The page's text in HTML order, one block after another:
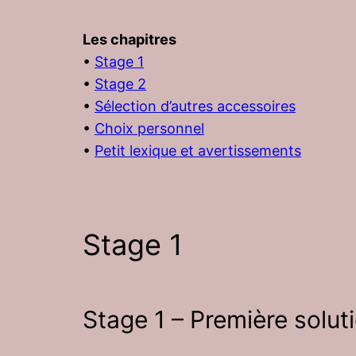
Les chapitres
• Stage 1
• Stage 2
• Sélection d’autres accessoires
• Choix personnel
• Petit lexique et avertissements
Stage 1
Stage 1 – Première